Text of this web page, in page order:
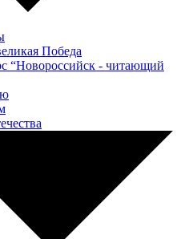
Победа
“Новороссийск - читающий